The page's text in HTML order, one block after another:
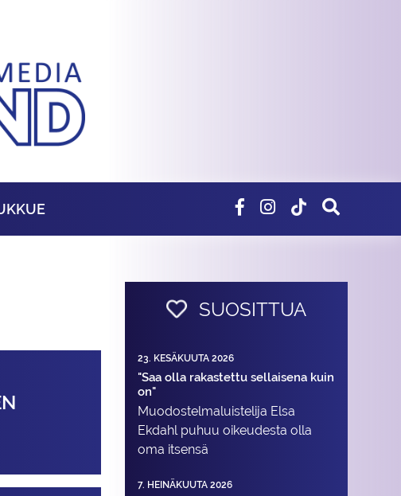
SUOSITTUA
23. KESÄKUUTA 2026
"Saa olla rakastettu sellaisena kuin
on"
Muodostelma­luistelija Elsa
Ekdahl puhuu oikeudesta olla
oma itsensä
7. HEINÄKUUTA 2026